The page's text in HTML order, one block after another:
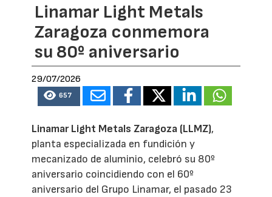
Linamar Light Metals
Zaragoza conmemora
su 80º aniversario
29/07/2026
657
Linamar Light Metals Zaragoza (LLMZ),
planta especializada en fundición y
mecanizado de aluminio, celebró su 80º
aniversario coincidiendo con el 60º
aniversario del Grupo Linamar, el pasado 23